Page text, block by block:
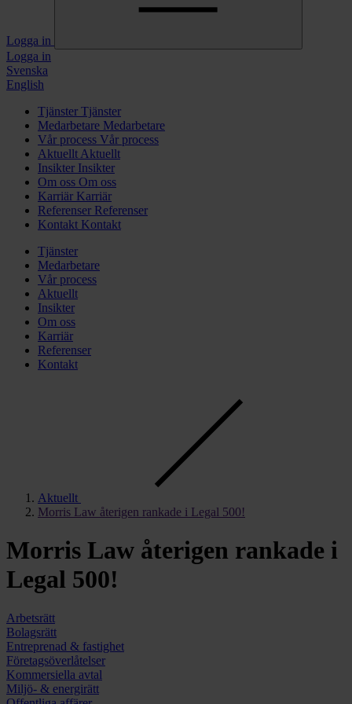
Logga in
Logga in
Svenska
English
Tjänster Tjänster
Medarbetare Medarbetare
Vår process Vår process
Aktuellt Aktuellt
Insikter Insikter
Om oss Om oss
Karriär Karriär
Referenser Referenser
Kontakt Kontakt
Tjänster
Medarbetare
Vår process
Aktuellt
Insikter
Om oss
Karriär
Referenser
Kontakt
Aktuellt
Morris Law återigen rankade i Legal 500!
Morris Law återigen rankade i
Legal 500!
Arbetsrätt
Bolags­rätt
Entreprenad & fastighet
Företags­överlåtelser
Kommers­­iella avtal
Miljö- & energirätt